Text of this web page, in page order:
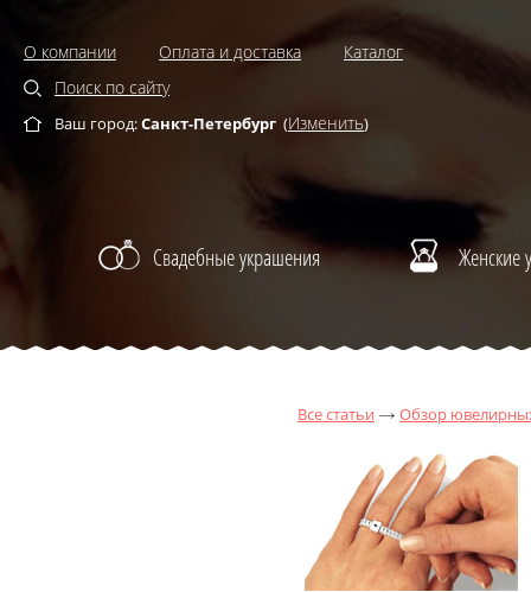
О компании Оплата и доставка
Каталог
Поиск по сайту
Ваш город:Санкт-Петербург (Изменить)
Свадебные украшения Женские
Все статьи Обзор